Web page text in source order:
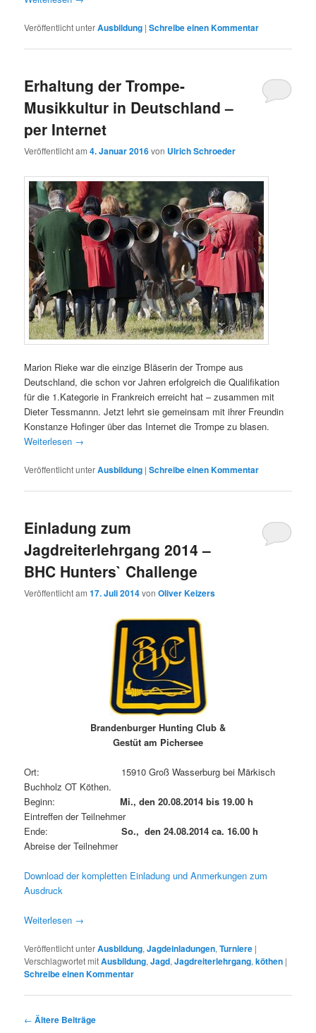
Veröffentlicht unterAusbildung |Schreibe einen Kommentar
Erhaltung der Trompe-
Musikkultur in Deutschland –
per Internet
Veröffentlicht am4. Januar 2016von Ulrich Schroeder
Marion Rieke war die einzige Bläserin der Trompe aus
Deutschland, die schon vor Jahren erfolgreich die Qualifikation
für die 1.Kategorie in Frankreich erreicht hat – zusammen mit
Dieter Tessmannn. Jetzt lehrt sie gemeinsam mit ihrer Freundin
Konstanze Hofinger über das Internet die Trompe zu blasen.
Weiterlesen →
Veröffentlicht unterAusbildung |Schreibe einen Kommentar
Einladung zum
Jagdreiterlehrgang 2014 –
BHC Hunters` Challenge
Veröffentlicht am17. Juli 2014vonOliver Keizers
Brandenburger Hunting Club &
Gestüt am Pichersee
Ort: 15910 Groß Wasserburg bei Märkisch
Buchholz OT Köthen.
Beginn:Mi., den 20.08.2014 bis 19.00 h
Eintreffen der Teilnehmer
Ende:So., den 24.08.2014 ca. 16.00 h
Abreise der Teilnehmer
Download der kompletten Einladung und Anmerkungen zum
Ausdruck
Weiterlesen →
Veröffentlicht unterAusbildung,Jagdeinladungen,Turniere |
Verschlagwortet mitAusbildung,Jagd,Jagdreiterlehrgang,köthen |
Schreibe einen Kommentar
Beitragsnavigation
← Ältere Beiträge